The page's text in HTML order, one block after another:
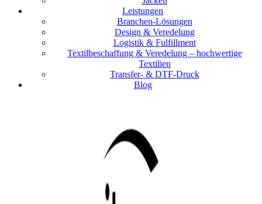
Leistungen
Branchen-Lösungen
Design & Veredelung
Logistik & Fulfillment
Textilbeschaffung & Veredelung – hochwertige
Textilien
Transfer- & DTF-Druck
Blog